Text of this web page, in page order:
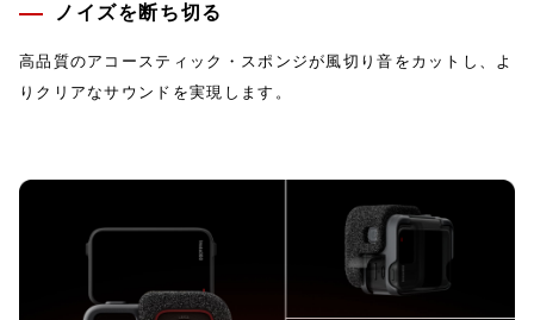
ノイズを断ち切る
高品質のアコースティック・スポンジが風切り音をカットし、よ
りクリアなサウンドを実現します。